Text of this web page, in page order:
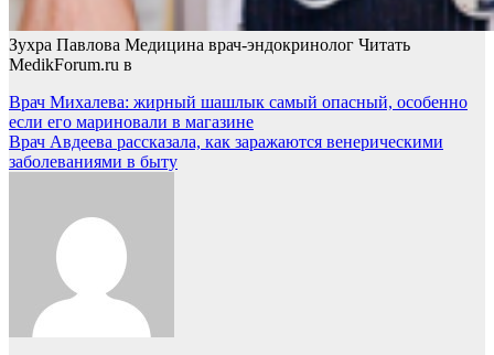
Зухра Павлова Медицина врач-эндокринолог Читать
MedikForum.ru в
Навигация
по
записям
Врач Михалева: жирный шашлык самый опасный, особенно
если его мариновали в магазине
Врач Авдеева рассказала, как заражаются венерическими
заболеваниями в быту